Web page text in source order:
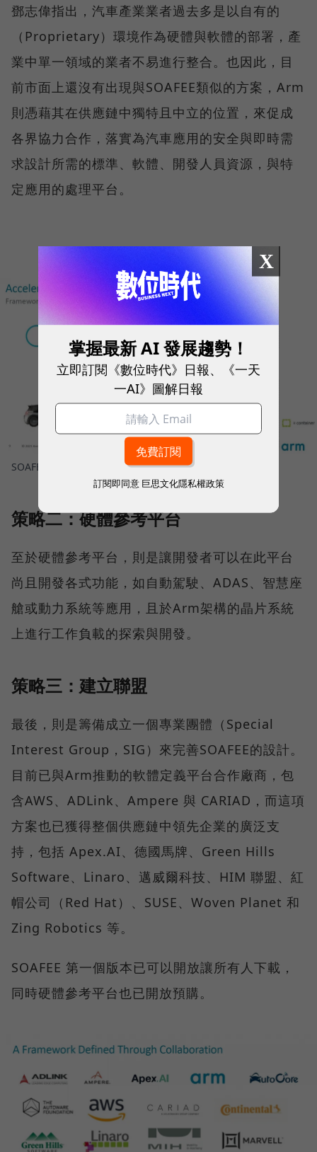
鄧志偉指出，汽車產業業者過去多是以自有的
（Proprietary）環境作為硬體與軟體的部署，產
業中單一領域的業者不易進行整合。也因此，目
前市面上還沒有出現與SOAFEE類似的方案，Arm
則憑藉其在供應鏈中獨特且中立的位置，來促成
各界協力合作，落實為汽車應用的安全與即時需
求設計所需的標準、軟體、開發人員資源，與特
定應用的處理平台。
SOAFEE應用於汽車應用開發設計的系統架構圖。
策略二：硬體參考平台
至於硬體參考平台，則是讓開發者可以在此平台
尚且開發各式功能，如自動駕駛、ADAS、智慧座
艙或動力系統等應用，且於Arm架構的晶片系統
上進行工作負載的探索與開發。
策略三：建立聯盟
最後，則是籌備成立一個專業團體（Special
Interest Group，SIG）來完善SOAFEE的設計。
目前已與Arm推動的軟體定義平台合作廠商，包
含AWS、ADLink、Ampere 與 CARIAD，而這項
方案也已獲得整個供應鏈中領先企業的廣泛支
持，包括 Apex.AI、德國馬牌、Green Hills
Software、Linaro、邁威爾科技、HIM 聯盟、紅
帽公司（Red Hat）、SUSE、Woven Planet 和
Zing Robotics 等。
SOAFEE 第一個版本已可以開放讓所有人下載，
同時硬體參考平台也已開放預購。
X
掌握最新 AI 發展趨勢！
立即訂閱《數位時代》日報、《一天
一AI》圖解日報
訂閱即同意 巨思文化隱私權政策